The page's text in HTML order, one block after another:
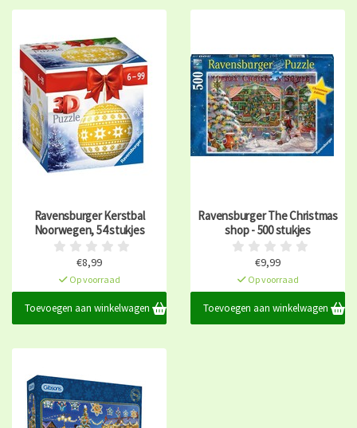
Ravensburger Kerstbal
Noorwegen, 54 stukjes
€8,99
Op voorraad
Toevoegen aan winkelwagen
Ravensburger The Christmas
shop - 500 stukjes
€9,99
Op voorraad
Toevoegen aan winkelwagen